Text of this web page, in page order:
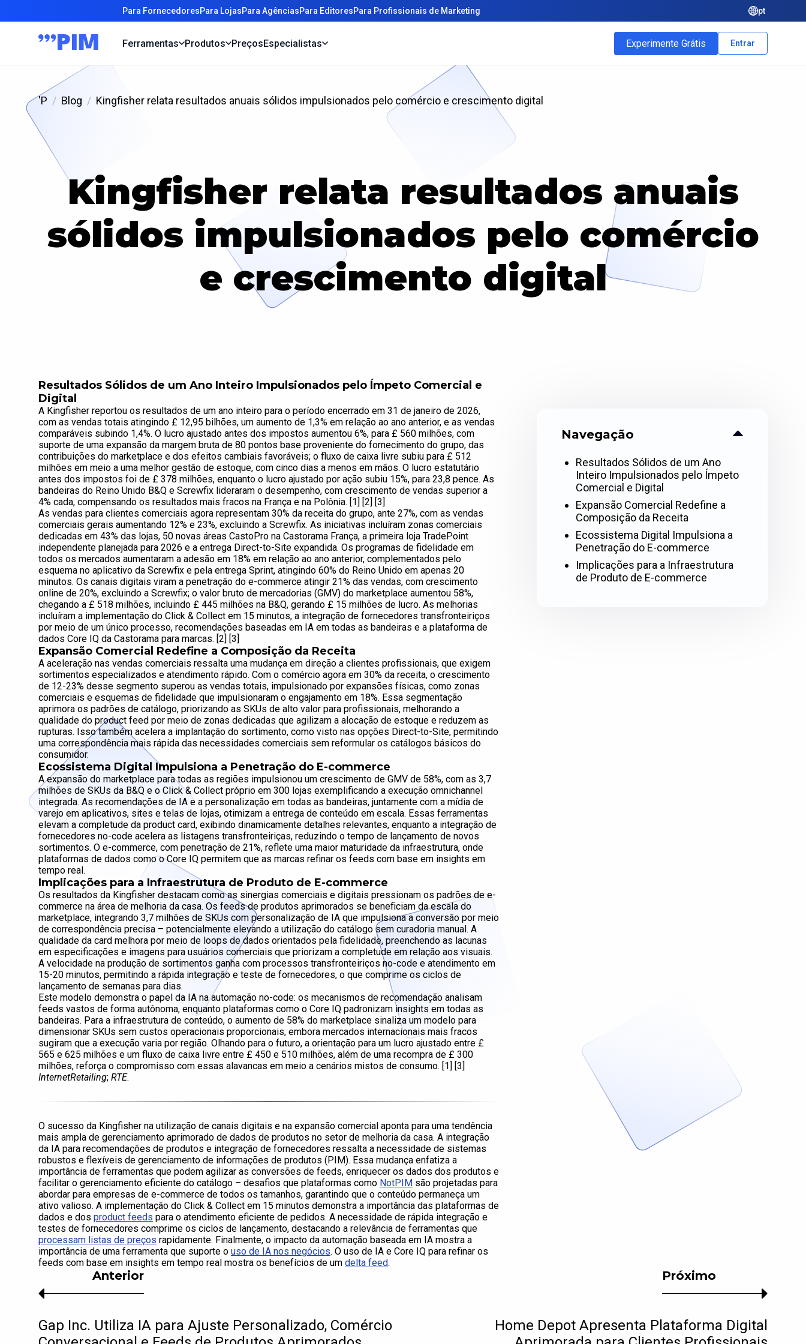
Para FornecedoresPara LojasPara AgênciasPara EditoresPara Profissionais de Marketing pt
Ferramentas Produtos PreçosEspecialistas Experimente Grátis Entrar
'P Blog Kingfisher relata resultados anuais sólidos impulsionados pelo comércio e crescimento digital
Kingfisher relata resultados anuais
sólidos impulsionados pelo comércio
e crescimento digital
Resultados Sólidos de um Ano Inteiro Impulsionados pelo Ímpeto Comercial e
Digital
A Kingfisher reportou os resultados de um ano inteiro para o período encerrado em 31 de janeiro de 2026,
com as vendas totais atingindo £ 12,95 bilhões, um aumento de 1,3% em relação ao ano anterior, e as vendas
comparáveis subindo 1,4%. O lucro ajustado antes dos impostos aumentou 6%, para £ 560 milhões, com
suporte de uma expansão da margem bruta de 80 pontos base proveniente do fornecimento do grupo, das
contribuições do marketplace e dos efeitos cambiais favoráveis; o fluxo de caixa livre subiu para £ 512
milhões em meio a uma melhor gestão de estoque, com cinco dias a menos em mãos. O lucro estatutário
antes dos impostos foi de £ 378 milhões, enquanto o lucro ajustado por ação subiu 15%, para 23,8 pence. As
bandeiras do Reino Unido B&Q e Screwfix lideraram o desempenho, com crescimento de vendas superior a
4% cada, compensando os resultados mais fracos na França e na Polônia. [1] [2] [3]
As vendas para clientes comerciais agora representam 30% da receita do grupo, ante 27%, com as vendas
comerciais gerais aumentando 12% e 23%, excluindo a Screwfix. As iniciativas incluíram zonas comerciais
dedicadas em 43% das lojas, 50 novas áreas CastoPro na Castorama França, a primeira loja TradePoint
independente planejada para 2026 e a entrega Direct-to-Site expandida. Os programas de fidelidade em
todos os mercados aumentaram a adesão em 18% em relação ao ano anterior, complementados pelo
esquema no aplicativo da Screwfix e pela entrega Sprint, atingindo 60% do Reino Unido em apenas 20
minutos. Os canais digitais viram a penetração do e-commerce atingir 21% das vendas, com crescimento
online de 20%, excluindo a Screwfix; o valor bruto de mercadorias (GMV) do marketplace aumentou 58%,
chegando a £ 518 milhões, incluindo £ 445 milhões na B&Q, gerando £ 15 milhões de lucro. As melhorias
incluíram a implementação do Click & Collect em 15 minutos, a integração de fornecedores transfronteiriços
por meio de um único processo, recomendações baseadas em IA em todas as bandeiras e a plataforma de
dados Core IQ da Castorama para marcas. [2] [3]
Expansão Comercial Redefine a Composição da Receita
A aceleração nas vendas comerciais ressalta uma mudança em direção a clientes profissionais, que exigem
sortimentos especializados e atendimento rápido. Com o comércio agora em 30% da receita, o crescimento
de 12-23% desse segmento superou as vendas totais, impulsionado por expansões físicas, como zonas
comerciais e esquemas de fidelidade que impulsionaram o engajamento em 18%. Essa segmentação
aprimora os padrões de catálogo, priorizando as SKUs de alto valor para profissionais, melhorando a
qualidade do product feed por meio de zonas dedicadas que agilizam a alocação de estoque e reduzem as
rupturas. Isso também acelera a implantação do sortimento, como visto nas opções Direct-to-Site, permitindo
uma correspondência mais rápida das necessidades comerciais sem reformular os catálogos básicos do
consumidor.
Ecossistema Digital Impulsiona a Penetração do E-commerce
A expansão do marketplace para todas as regiões impulsionou um crescimento de GMV de 58%, com as 3,7
milhões de SKUs da B&Q e o Click & Collect próprio em 300 lojas exemplificando a execução omnichannel
integrada. As recomendações de IA e a personalização em todas as bandeiras, juntamente com a mídia de
varejo em aplicativos, sites e telas de lojas, otimizam a entrega de conteúdo em escala. Essas ferramentas
elevam a completude da product card, exibindo dinamicamente detalhes relevantes, enquanto a integração de
fornecedores no-code acelera as listagens transfronteiriças, reduzindo o tempo de lançamento de novos
sortimentos. O e-commerce, com penetração de 21%, reflete uma maior maturidade da infraestrutura, onde
plataformas de dados como o Core IQ permitem que as marcas refinar os feeds com base em insights em
tempo real.
Implicações para a Infraestrutura de Produto de E-commerce
Os resultados da Kingfisher destacam como as sinergias comerciais e digitais pressionam os padrões de e-
commerce na área de melhoria da casa. Os feeds de produtos aprimorados se beneficiam da escala do
marketplace, integrando 3,7 milhões de SKUs com personalização de IA que impulsiona a conversão por meio
de correspondência precisa – potencialmente elevando a utilização do catálogo sem curadoria manual. A
qualidade da card melhora por meio de loops de dados orientados pela fidelidade, preenchendo as lacunas
em especificações e imagens para usuários comerciais que priorizam a completude em relação aos visuais.
A velocidade na produção de sortimentos ganha com processos transfronteiriços no-code e atendimento em
15-20 minutos, permitindo a rápida integração e teste de fornecedores, o que comprime os ciclos de
lançamento de semanas para dias.
Este modelo demonstra o papel da IA na automação no-code: os mecanismos de recomendação analisam
feeds vastos de forma autônoma, enquanto plataformas como o Core IQ padronizam insights em todas as
bandeiras. Para a infraestrutura de conteúdo, o aumento de 58% do marketplace sinaliza um modelo para
dimensionar SKUs sem custos operacionais proporcionais, embora mercados internacionais mais fracos
sugiram que a execução varia por região. Olhando para o futuro, a orientação para um lucro ajustado entre £
565 e 625 milhões e um fluxo de caixa livre entre £ 450 e 510 milhões, além de uma recompra de £ 300
milhões, reforça o compromisso com essas alavancas em meio a cenários mistos de consumo. [1] [3]
InternetRetailing; RTE.
O sucesso da Kingfisher na utilização de canais digitais e na expansão comercial aponta para uma tendência
mais ampla de gerenciamento aprimorado de dados de produtos no setor de melhoria da casa. A integração
da IA para recomendações de produtos e integração de fornecedores ressalta a necessidade de sistemas
robustos e flexíveis de gerenciamento de informações de produtos (PIM). Essa mudança enfatiza a
importância de ferramentas que podem agilizar as conversões de feeds, enriquecer os dados dos produtos e
facilitar o gerenciamento eficiente do catálogo – desafios que plataformas como NotPIM são projetadas para
abordar para empresas de e-commerce de todos os tamanhos, garantindo que o conteúdo permaneça um
ativo valioso. A implementação do Click & Collect em 15 minutos demonstra a importância das plataformas de
dados e dos product feeds para o atendimento eficiente de pedidos. A necessidade de rápida integração e
testes de fornecedores comprime os ciclos de lançamento, destacando a relevância de ferramentas que
processam listas de preços rapidamente. Finalmente, o impacto da automação baseada em IA mostra a
importância de uma ferramenta que suporte o uso de IA nos negócios. O uso de IA e Core IQ para refinar os
feeds com base em insights em tempo real mostra os benefícios de um delta feed.
Navegação
Resultados Sólidos de um Ano
Inteiro Impulsionados pelo Ímpeto
Comercial e Digital
Expansão Comercial Redefine a
Composição da Receita
Ecossistema Digital Impulsiona a
Penetração do E-commerce
Implicações para a Infraestrutura
de Produto de E-commerce
Próximo
Home Depot Apresenta Plataforma Digital
Anterior
Gap Inc. Utiliza IA para Ajuste Personalizado, Comércio